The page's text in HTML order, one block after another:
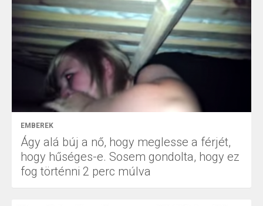
EMBEREK
Ágy alá búj a nő, hogy meglesse a férjét,
hogy hűséges-e. Sosem gondolta, hogy ez
fog történni 2 perc múlva